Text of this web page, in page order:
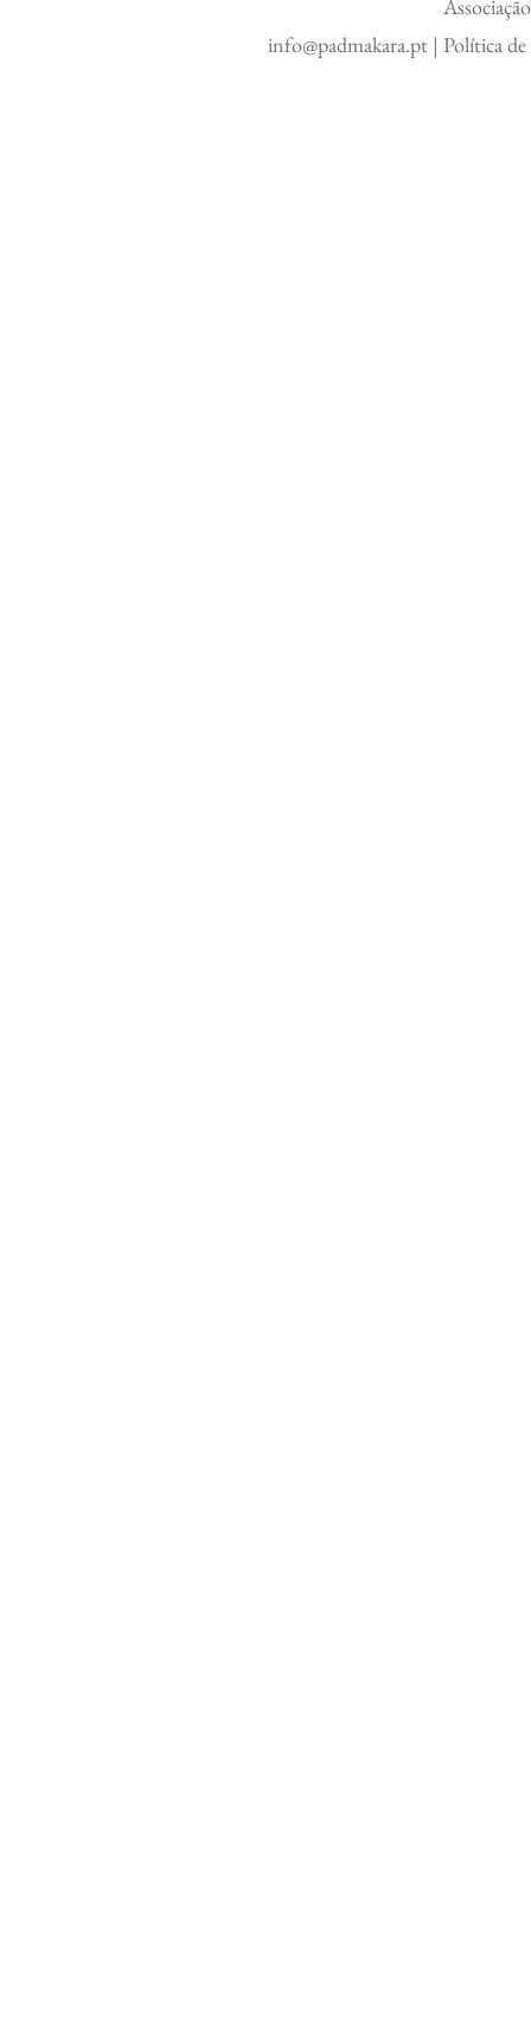
info@padmakara.pt | Política